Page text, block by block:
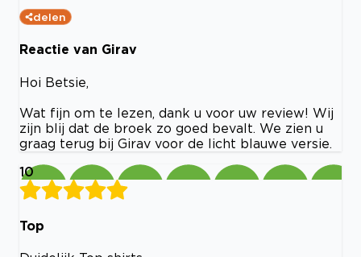
delen
Reactie van Girav
Hoi Betsie,
Wat fijn om te lezen, dank u voor uw review! Wij
zijn blij dat de broek zo goed bevalt. We zien u
graag terug bij Girav voor de licht blauwe versie.
10
Top